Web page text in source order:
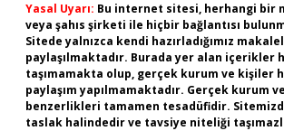
Yasal Uyarı: Bu internet sitesi, herhangi bir
veya şahıs şirketi ile hiçbir bağlantısı
Sitede yalnızca kendi hazırladığımız
paylaşılmaktadır. Burada yer alan içerikler
taşımamakta olup, gerçek kurum ve kişiler
paylaşım yapılmamaktadır. Gerçek kurum
benzerlikleri tamamen tesadüfidir.
taslak halindedir ve tavsiye niteliği